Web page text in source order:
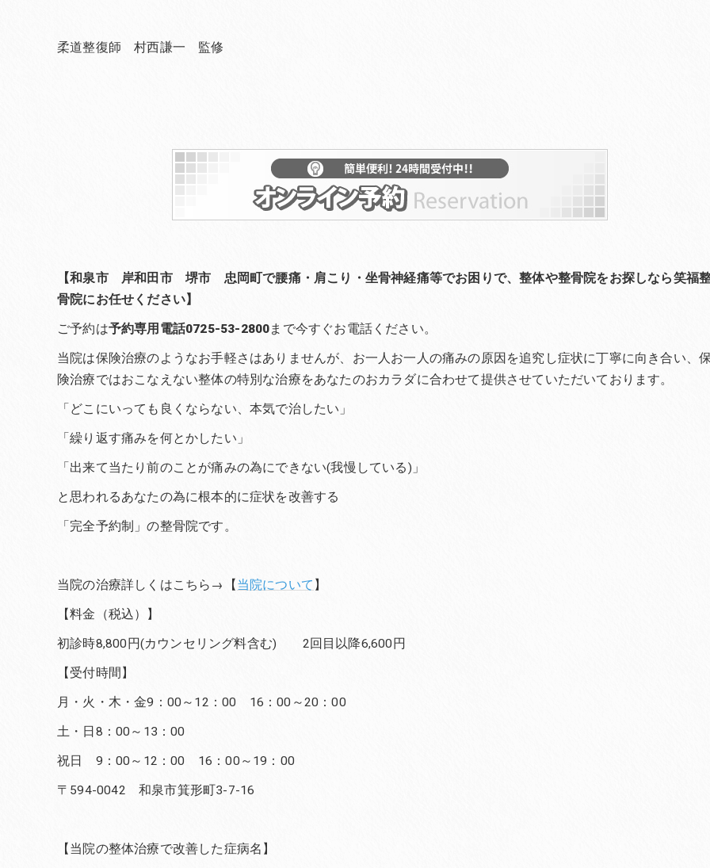
柔道整復師 村西謙一 監修
【和泉市 岸和田市 堺市 忠岡町で腰痛・肩こり・坐骨神経痛等でお困りで、整体や整骨院をお探しなら笑福
骨院にお任せください】
ご予約は予約専用電話0725-53-2800まで今すぐお電話ください。
当院は保険治療のようなお手軽さはありませんが、お一人お一人の痛みの原因を追究し症状に丁寧に向き合い、
険治療ではおこなえない整体の特別な治療をあなたのおカラダに合わせて提供させていただいております。
「どこにいっても良くならない、本気で治したい」
「繰り返す痛みを何とかしたい」
「出来て当たり前のことが痛みの為にできない(我慢している)」
と思われるあなたの為に根本的に症状を改善する
「完全予約制」の整骨院です。
当院の治療詳しくはこちら→【 当院について 】
【料金（税込）】
初診時8,800円(カウンセリング料含む) 2回目以降6,600円
【受付時間】
月・火・木・金9：00～12：00 16：00～20：00
土・日8：00～13：00
祝日 9：00～12：00 16：00～19：00
〒594-0042 和泉市箕形町3-7-16
【当院の整体治療で改善した症病名】